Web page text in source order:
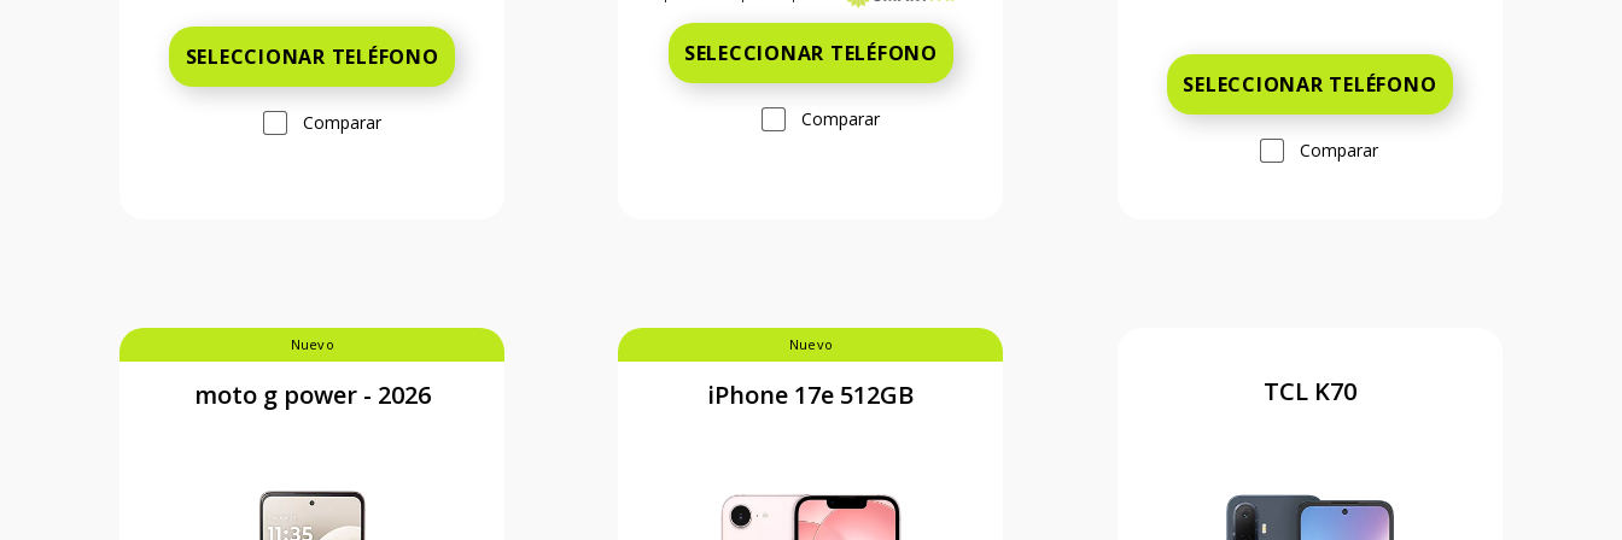
SELECCIONAR TELÉFONO
Comparar
SELECCIONAR TELÉFONO
Comparar
SELECCIONAR TELÉFONO
Comparar
Nuevo
moto g power - 2026
Nuevo
iPhone 17e 512GB TCL K70